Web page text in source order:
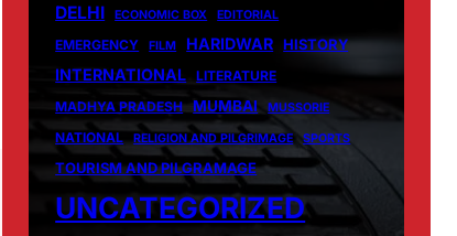
DELHI ECONOMIC BOX EDITORIAL
EMERGENCY FILM HARIDWAR HISTORY
INTERNATIONAL
LITERATURE
MADHYA PRADESH MUMBAI MUSSORIE
NATIONAL RELIGION AND PILGRIMAGE SPORTS
TOURISM AND PILGRAMAGE
UNCATEGORIZED